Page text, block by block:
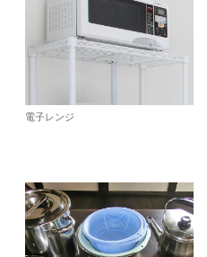
電子レンジ